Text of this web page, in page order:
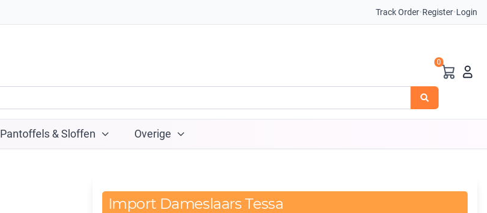
Track Order•Register•Login
0
Pantoffels & Sloffen Overige
Import Dameslaars Tessa